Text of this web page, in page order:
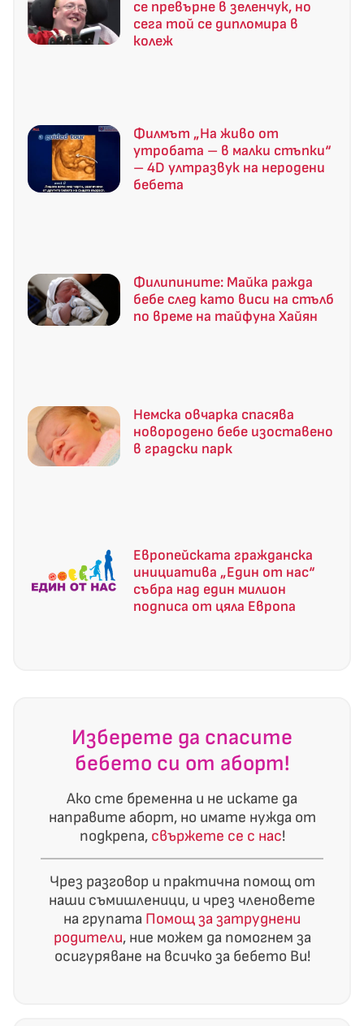
се превърне в зеленчук, но
сега той се дипломира в
колеж
Филмът „На живо от
утробата – в малки стъпки“
– 4D ултразвук на неродени
бебета
Филипините: Майка ражда
бебе след като виси на стълб
по време на тайфуна Хайян
Немска овчарка спасява
новородено бебе изоставено
в градски парк
Европейската гражданска
инициатива „Един от нас“
събра над един милион
подписа от цяла Европа
Изберете да спасите
бебето си от аборт!
Ако сте бременна и не искате да
направите аборт, но имате нужда от
подкрепа, свържете се с нас!
Чрез разговор и практична помощ от
наши съмишленици, и чрез членовете
на групата Помощ за затруднени
родители, ние можем да помогнем за
осигуряване на всичко за бебето Ви!